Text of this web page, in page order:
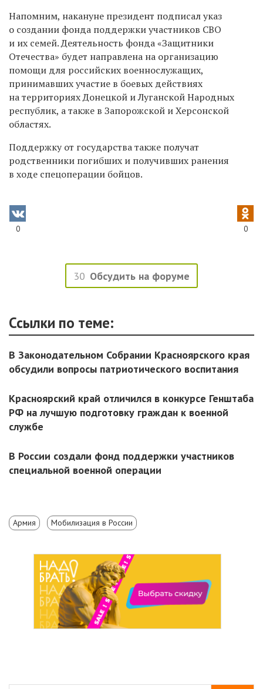
Напомним, накануне президент подписал указ
о создании фонда поддержки участников СВО
и их семей. Деятельность фонда «Защитники
Отечества» будет направлена на организацию
помощи для российских военнослужащих,
принимавших участие в боевых действиях
на территориях Донецкой и Луганской Народных
республик, а также в Запорожской и Херсонской
областях.
Поддержку от государства также получат
родственники погибших и получивших ранения
в ходе спецоперации бойцов.
0 0
30 Обсудить на форуме
Ссылки по теме:
В Законодательном Собрании Красноярского края
обсудили вопросы патриотического воспитания
Красноярский край отличился в конкурсе Генштаба
РФ на лучшую подготовку граждан к военной
службе
В России создали фонд поддержки участников
специальной военной операции
Армия Мобилизация в России